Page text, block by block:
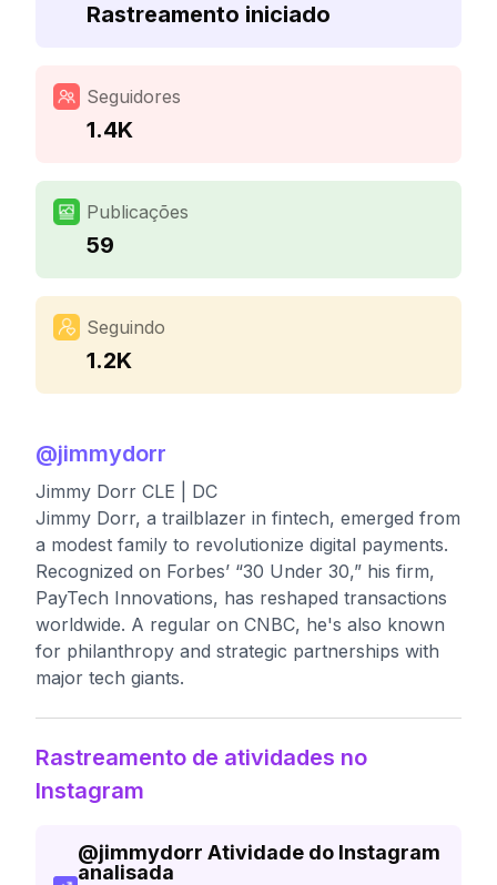
Rastreamento iniciado
Seguidores
1.4K
Publicações
59
Seguindo
1.2K
@jimmydorr
Jimmy Dorr CLE | DC
Jimmy Dorr, a trailblazer in fintech, emerged from
a modest family to revolutionize digital payments.
Recognized on Forbes’ “30 Under 30,” his firm,
PayTech Innovations, has reshaped transactions
worldwide. A regular on CNBC, he's also known
for philanthropy and strategic partnerships with
major tech giants.
Rastreamento de atividades no
Instagram
@jimmydorr Atividade do Instagram
analisada